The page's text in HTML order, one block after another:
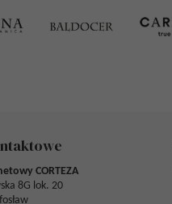
CORTEZA
8G lok. 20